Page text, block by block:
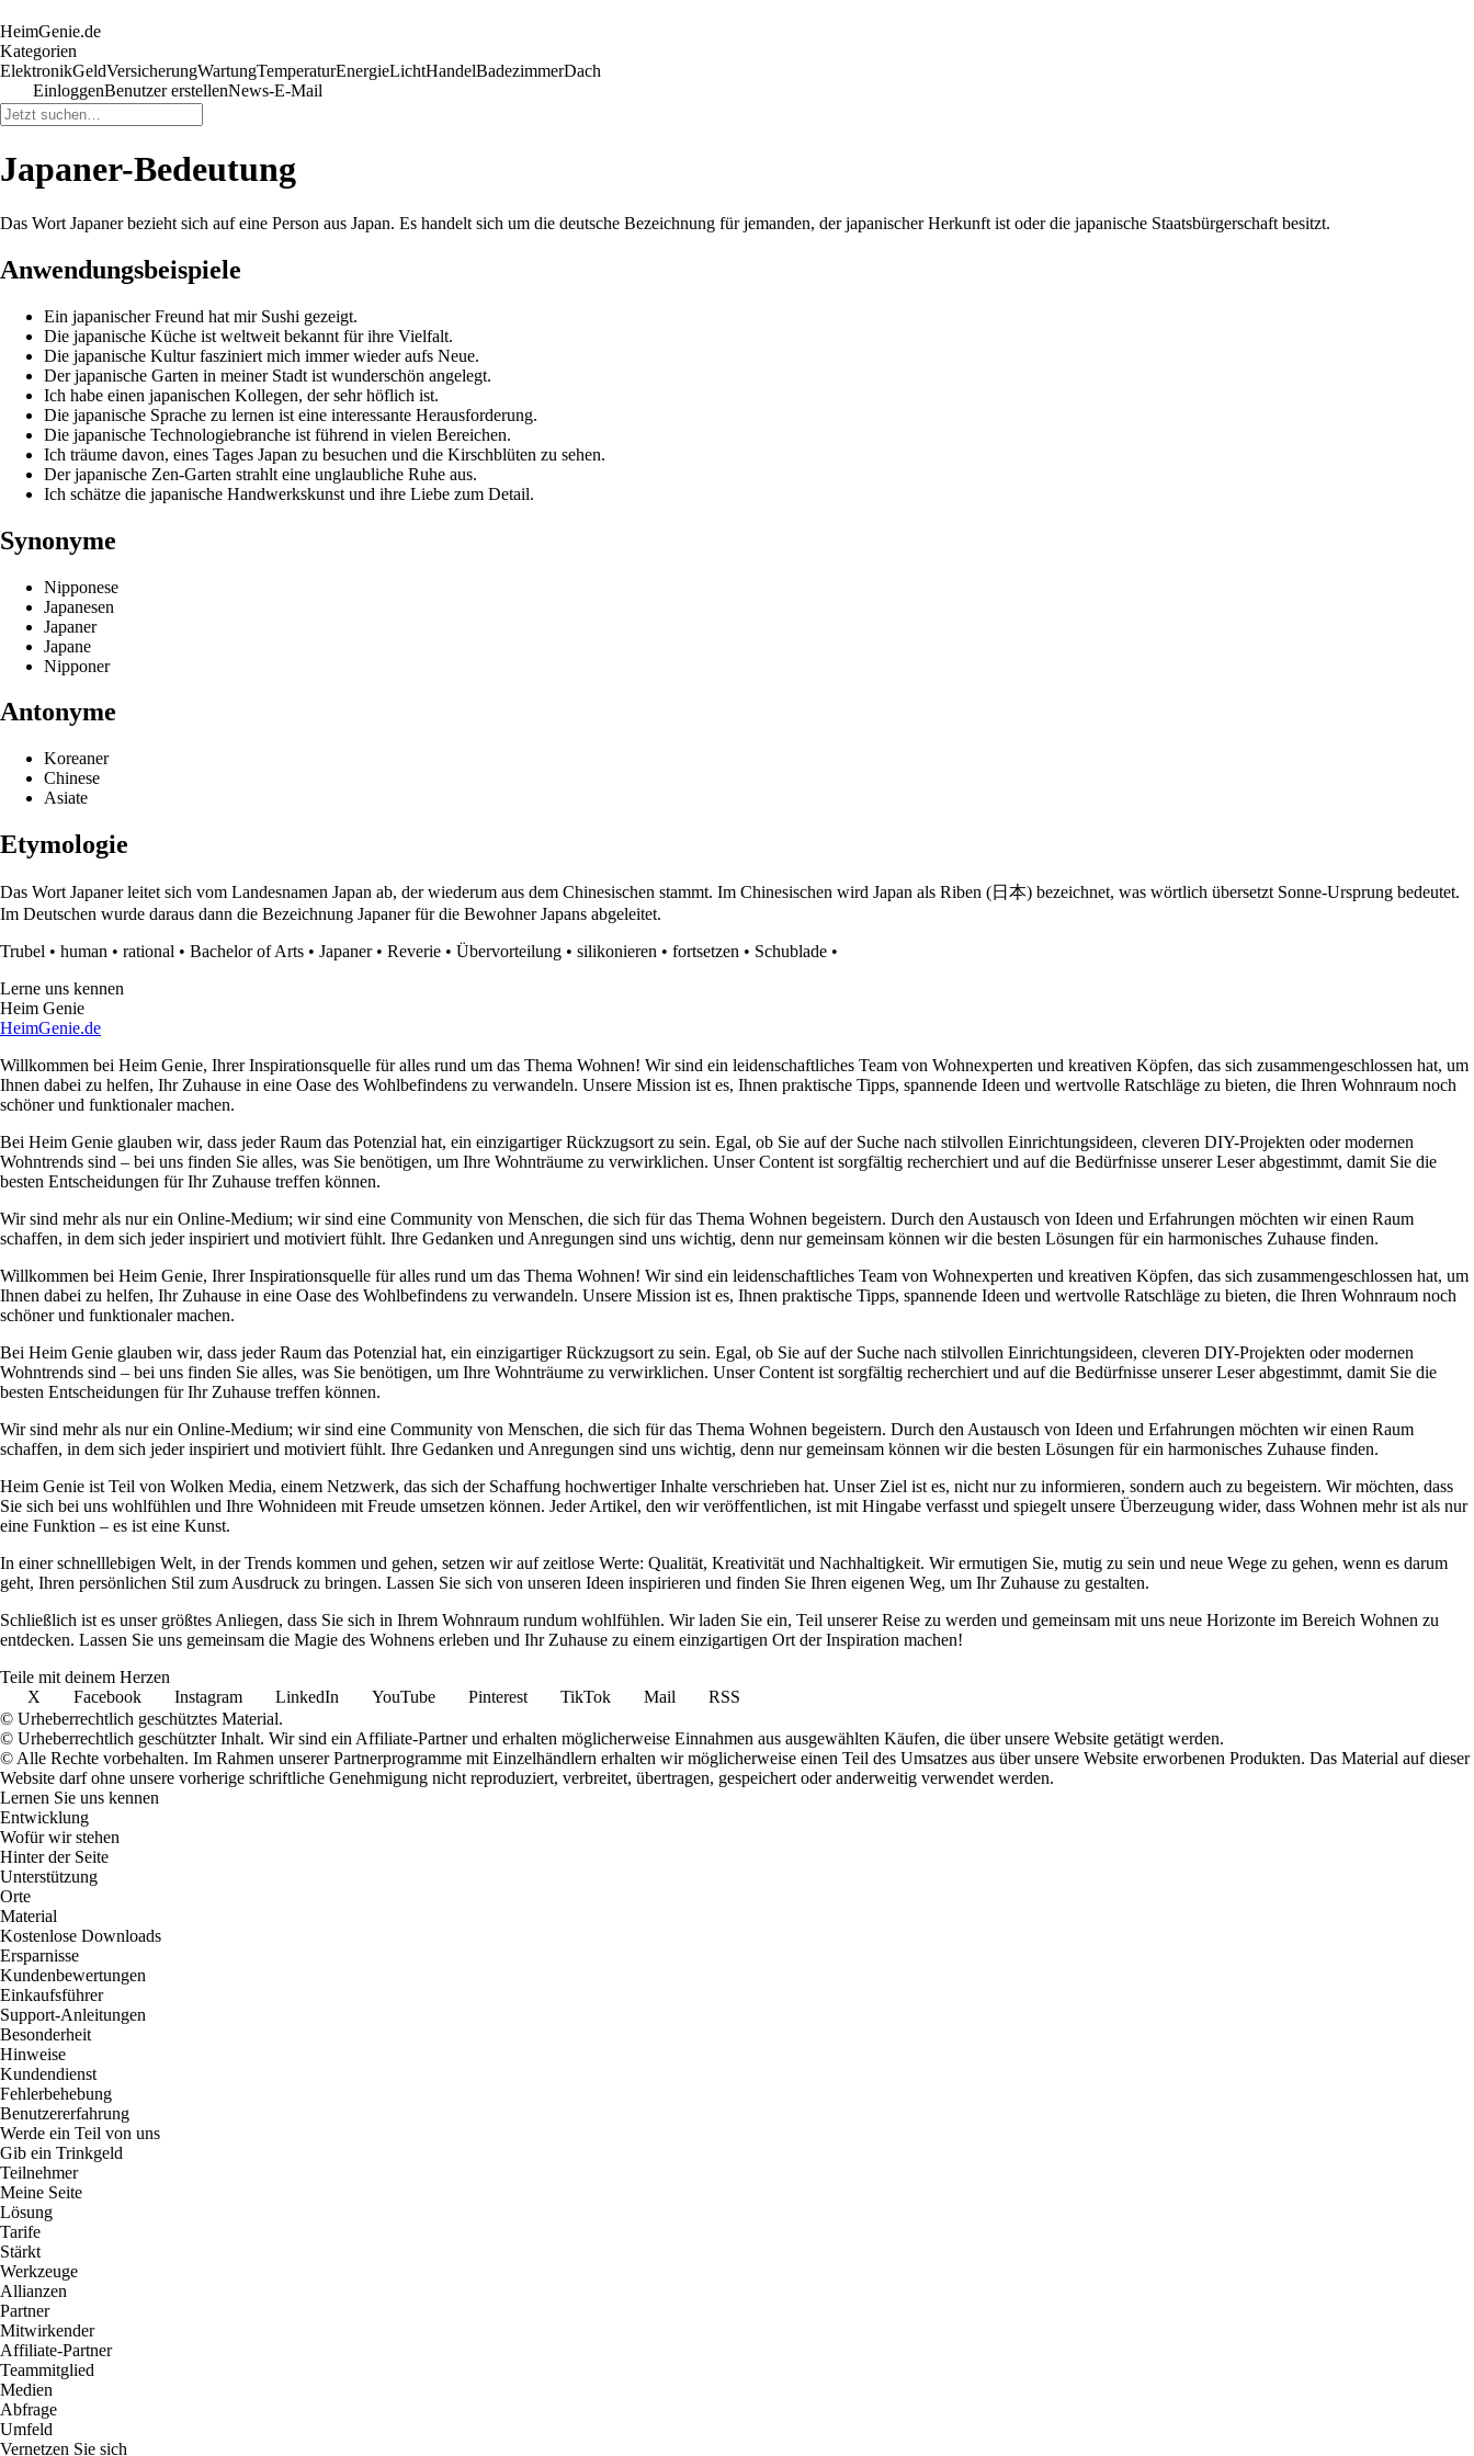
HeimGenie.de
Kategorien
ElektronikGeldVersicherungWartungTemperaturEnergieLichtHandelBadezimmerDach
EinloggenBenutzer erstellenNews-E-Mail
Japaner-Bedeutung
Das Wort Japaner bezieht sich auf eine Person aus Japan. Es handelt sich um die deutsche Bezeichnung für jemanden, der japanischer Herkunft ist oder die japanische Staatsbürgerschaft besitzt.
Anwendungsbeispiele
Ein japanischer Freund hat mir Sushi gezeigt.
Die japanische Küche ist weltweit bekannt für ihre Vielfalt.
Die japanische Kultur fasziniert mich immer wieder aufs Neue.
Der japanische Garten in meiner Stadt ist wunderschön angelegt.
Ich habe einen japanischen Kollegen, der sehr höflich ist.
Die japanische Sprache zu lernen ist eine interessante Herausforderung.
Die japanische Technologiebranche ist führend in vielen Bereichen.
Ich träume davon, eines Tages Japan zu besuchen und die Kirschblüten zu sehen.
Der japanische Zen-Garten strahlt eine unglaubliche Ruhe aus.
Ich schätze die japanische Handwerkskunst und ihre Liebe zum Detail.
Synonyme
Nipponese
Japanesen
Japaner
Japane
Nipponer
Antonyme
Koreaner
Chinese
Asiate
Etymologie
Das Wort Japaner leitet sich vom Landesnamen Japan ab, der wiederum aus dem Chinesischen stammt. Im Chinesischen wird Japan als Riben (日本) bezeichnet, was wörtlich übersetzt Sonne-Ursprung bedeutet.
Im Deutschen wurde daraus dann die Bezeichnung Japaner für die Bewohner Japans abgeleitet.
Trubel • human • rational • Bachelor of Arts • Japaner• Reverie • Übervorteilung • silikonieren • fortsetzen • Schublade •
Lerne uns kennen
Heim Genie
HeimGenie.de
Willkommen bei Heim Genie, Ihrer Inspirationsquelle für alles rund um das Thema Wohnen! Wir sind ein leidenschaftliches Team von Wohnexperten und kreativen Köpfen, das sich zusammengeschlossen hat, um
Ihnen dabei zu helfen, Ihr Zuhause in eine Oase des Wohlbefindens zu verwandeln. Unsere Mission ist es, Ihnen praktische Tipps, spannende Ideen und wertvolle Ratschläge zu bieten, die Ihren Wohnraum noch
schöner und funktionaler machen.
Bei Heim Genie glauben wir, dass jeder Raum das Potenzial hat, ein einzigartiger Rückzugsort zu sein. Egal, ob Sie auf der Suche nach stilvollen Einrichtungsideen, cleveren DIY-Projekten oder modernen
Wohntrends sind – bei uns finden Sie alles, was Sie benötigen, um Ihre Wohnträume zu verwirklichen. Unser Content ist sorgfältig recherchiert und auf die Bedürfnisse unserer Leser abgestimmt, damit Sie die
besten Entscheidungen für Ihr Zuhause treffen können.
Wir sind mehr als nur ein Online-Medium; wir sind eine Community von Menschen, die sich für das Thema Wohnen begeistern. Durch den Austausch von Ideen und Erfahrungen möchten wir einen Raum
schaffen, in dem sich jeder inspiriert und motiviert fühlt. Ihre Gedanken und Anregungen sind uns wichtig, denn nur gemeinsam können wir die besten Lösungen für ein harmonisches Zuhause finden.
Willkommen bei Heim Genie, Ihrer Inspirationsquelle für alles rund um das Thema Wohnen! Wir sind ein leidenschaftliches Team von Wohnexperten und kreativen Köpfen, das sich zusammengeschlossen hat, um
Ihnen dabei zu helfen, Ihr Zuhause in eine Oase des Wohlbefindens zu verwandeln. Unsere Mission ist es, Ihnen praktische Tipps, spannende Ideen und wertvolle Ratschläge zu bieten, die Ihren Wohnraum noch
schöner und funktionaler machen.
Bei Heim Genie glauben wir, dass jeder Raum das Potenzial hat, ein einzigartiger Rückzugsort zu sein. Egal, ob Sie auf der Suche nach stilvollen Einrichtungsideen, cleveren DIY-Projekten oder modernen
Wohntrends sind – bei uns finden Sie alles, was Sie benötigen, um Ihre Wohnträume zu verwirklichen. Unser Content ist sorgfältig recherchiert und auf die Bedürfnisse unserer Leser abgestimmt, damit Sie die
besten Entscheidungen für Ihr Zuhause treffen können.
Wir sind mehr als nur ein Online-Medium; wir sind eine Community von Menschen, die sich für das Thema Wohnen begeistern. Durch den Austausch von Ideen und Erfahrungen möchten wir einen Raum
schaffen, in dem sich jeder inspiriert und motiviert fühlt. Ihre Gedanken und Anregungen sind uns wichtig, denn nur gemeinsam können wir die besten Lösungen für ein harmonisches Zuhause finden.
Heim Genie ist Teil von Wolken Media, einem Netzwerk, das sich der Schaffung hochwertiger Inhalte verschrieben hat. Unser Ziel ist es, nicht nur zu informieren, sondern auch zu begeistern. Wir möchten, dass
Sie sich bei uns wohlfühlen und Ihre Wohnideen mit Freude umsetzen können. Jeder Artikel, den wir veröffentlichen, ist mit Hingabe verfasst und spiegelt unsere Überzeugung wider, dass Wohnen mehr ist als nur
eine Funktion – es ist eine Kunst.
In einer schnelllebigen Welt, in der Trends kommen und gehen, setzen wir auf zeitlose Werte: Qualität, Kreativität und Nachhaltigkeit. Wir ermutigen Sie, mutig zu sein und neue Wege zu gehen, wenn es darum
geht, Ihren persönlichen Stil zum Ausdruck zu bringen. Lassen Sie sich von unseren Ideen inspirieren und finden Sie Ihren eigenen Weg, um Ihr Zuhause zu gestalten.
Schließlich ist es unser größtes Anliegen, dass Sie sich in Ihrem Wohnraum rundum wohlfühlen. Wir laden Sie ein, Teil unserer Reise zu werden und gemeinsam mit uns neue Horizonte im Bereich Wohnen zu
entdecken. Lassen Sie uns gemeinsam die Magie des Wohnens erleben und Ihr Zuhause zu einem einzigartigen Ort der Inspiration machen!
Teile mit deinem Herzen
X
Facebook Instagram LinkedIn YouTube Pinterest TikTok Mail
RSS
© Urheberrechtlich geschütztes Material.
© Urheberrechtlich geschützter Inhalt. Wir sind ein Affiliate-Partner und erhalten möglicherweise Einnahmen aus ausgewählten Käufen, die über unsere Website getätigt werden.
© Alle Rechte vorbehalten. Im Rahmen unserer Partnerprogramme mit Einzelhändlern erhalten wir möglicherweise einen Teil des Umsatzes aus über unsere Website erworbenen Produkten. Das Material auf dieser
Website darf ohne unsere vorherige schriftliche Genehmigung nicht reproduziert, verbreitet, übertragen, gespeichert oder anderweitig verwendet werden.
Lernen Sie uns kennen
Entwicklung
Wofür wir stehen
Hinter der Seite
Unterstützung
Orte
Material
Kostenlose Downloads
Ersparnisse
Kundenbewertungen
Einkaufsführer
Support-Anleitungen
Besonderheit
Hinweise
Kundendienst
Fehlerbehebung
Benutzererfahrung
Werde ein Teil von uns
Gib ein Trinkgeld
Teilnehmer
Meine Seite
Lösung
Tarife
Stärkt
Werkzeuge
Allianzen
Partner
Mitwirkender
Affiliate-Partner
Teammitglied
Medien
Abfrage
Umfeld
Vernetzen Sie sich